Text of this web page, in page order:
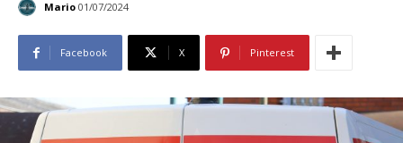
Mario 01/07/2024
Facebook X Pinterest